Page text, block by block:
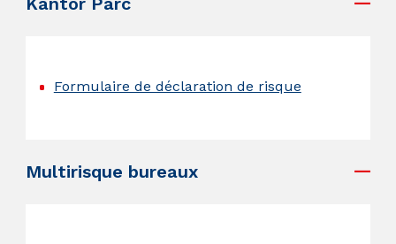
Formulaire de déclaration de risque
Multirisque bureaux